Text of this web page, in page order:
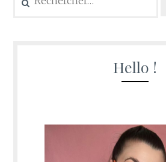
Hello !